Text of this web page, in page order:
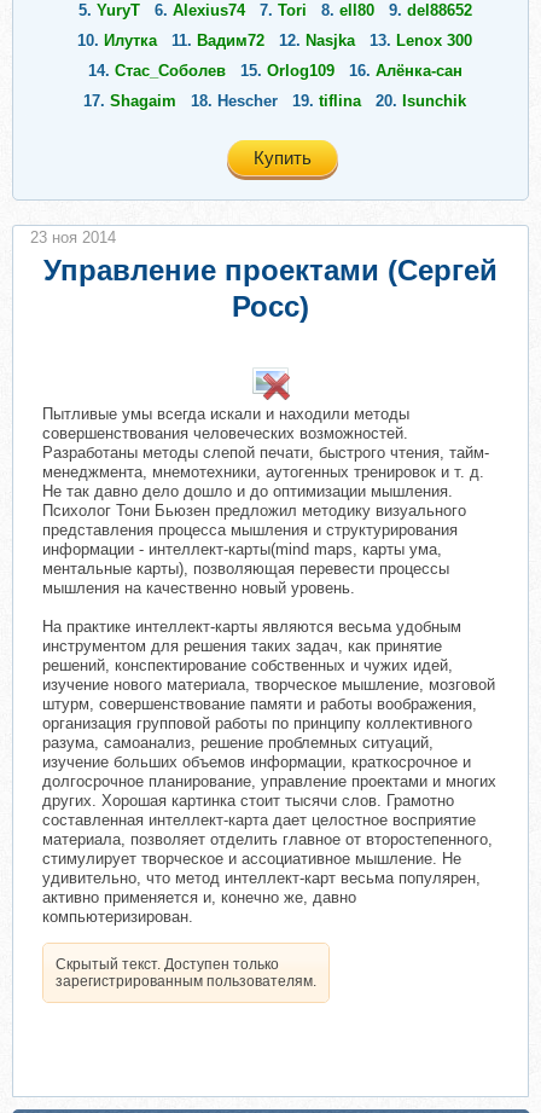
5. YuryT 6. Alexius74 7. Tori 8. ell80 9. del88652
10. Илутка 11. Вадим72 12. Nasjka 13. Lenox 300
14. Стас_Соболев 15. Orlog109 16. Алёнка-сан
17. Shagaim 18. Hescher 19. tiflina 20. Isunchik
Купить
Управление проектами (Сергей
Росс)
Пытливые умы всегда искали и находили методы
совершенствования человеческих возможностей.
Разработаны методы слепой печати, быстрого чтения, тайм-
менеджмента, мнемотехники, аутогенных тренировок и т. д.
Не так давно дело дошло и до оптимизации мышления.
Психолог Тони Бьюзен предложил методику визуального
представления процесса мышления и структурирования
информации - интеллект-карты(mind maps, карты ума,
ментальные карты), позволяющая перевести процессы
мышления на качественно новый уровень.
На практике интеллект-карты являются весьма удобным
инструментом для решения таких задач, как принятие
решений, конспектирование собственных и чужих идей,
изучение нового материала, творческое мышление, мозговой
штурм, совершенствование памяти и работы воображения,
организация групповой работы по принципу коллективного
разума, самоанализ, решение проблемных ситуаций,
изучение больших объемов информации, краткосрочное и
долгосрочное планирование, управление проектами и многих
других. Хорошая картинка стоит тысячи слов. Грамотно
составленная интеллект-карта дает целостное восприятие
материала, позволяет отделить главное от второстепенного,
стимулирует творческое и ассоциативное мышление. Не
удивительно, что метод интеллект-карт весьма популярен,
активно применяется и, конечно же, давно
компьютеризирован.
Скрытый текст. Доступен только
зарегистрированным пользователям.
23 ноя 2014